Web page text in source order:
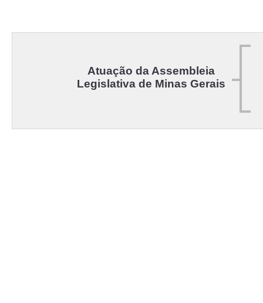
Atuação da Assembleia
Legislativa de Minas Gerais